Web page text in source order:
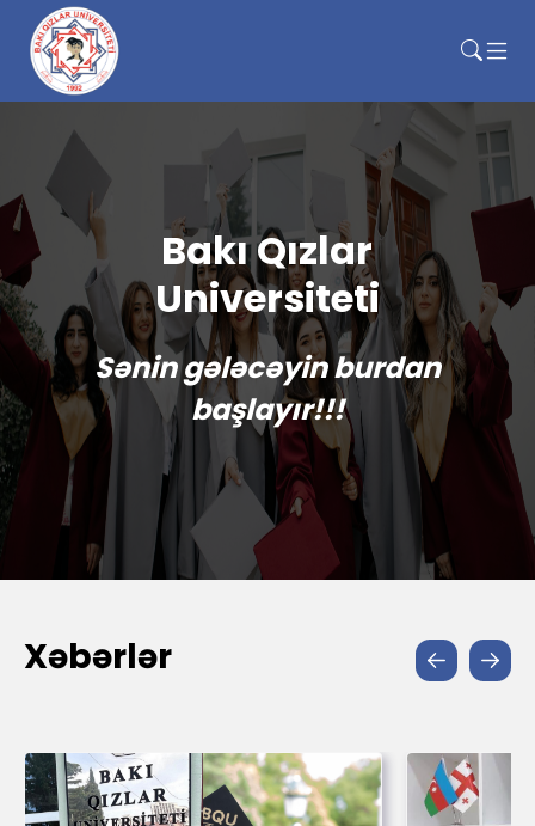
Bakı Qızlar
Universiteti
Sənin gələcəyin burdan
başlayır!!!
Xəbərlər